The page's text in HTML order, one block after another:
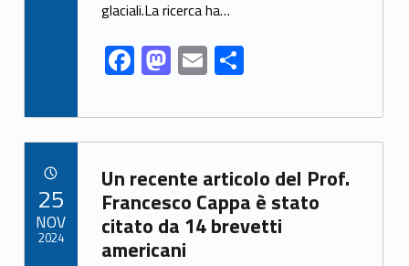
k
glaciali.La ricerca ha…
F
ac
e
b
o
o
k
M
as
to
d
o
n
E
m
ai
l
S
ar
e
Link identifier archive #link-archive-41591
Un recente articolo del Prof.
Francesco Cappa è stato
citato da 14 brevetti
americani
25
NOV
2024